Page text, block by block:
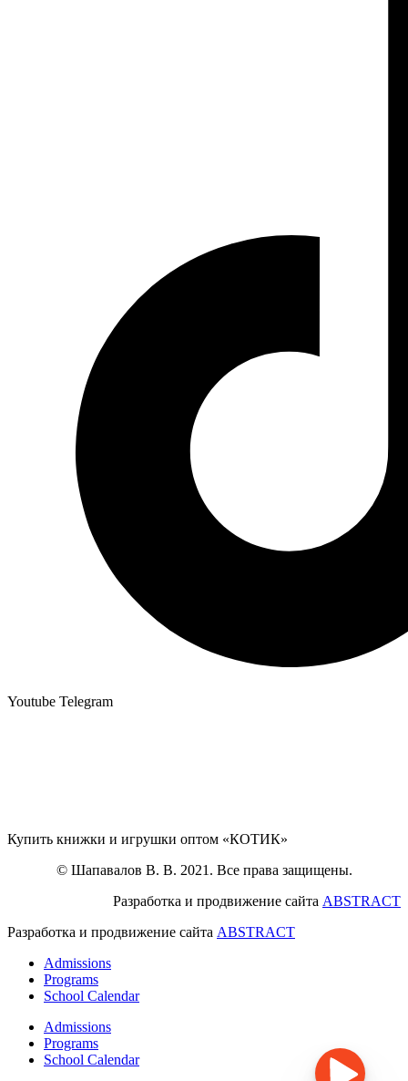
Youtube Telegram
Купить книжки и игрушки оптом «КОТИК»
© Шапавалов В. В. 2021. Все права защищены.
Разработка и продвижение сайта ABSTRACT
Разработка и продвижение сайта ABSTRACT
Admissions
Programs
School Calendar
Admissions
Programs
School Calendar